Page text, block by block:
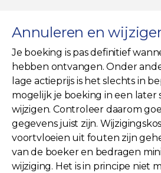
Annuleren en
Je boeking is pas definitief
hebben ontvangen. Onder
lage actieprijs is het slechts in
mogelijk je boeking in een later
wijzigen. Controleer daarom
gegevens juist zijn.
voortvloeien uit fouten zijn
van de boeker en bedragen
wijziging. Het is in principe niet